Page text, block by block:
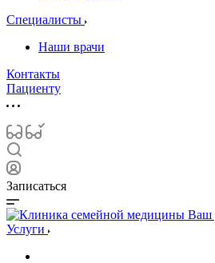
Специалисты
Наши врачи
Контакты
Пациенту
Записаться
Услуги